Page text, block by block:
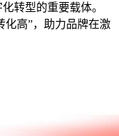
转型的重要载体。
化高”，助力品牌在激